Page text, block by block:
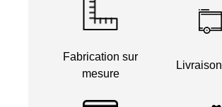
Fabrication sur
mesure